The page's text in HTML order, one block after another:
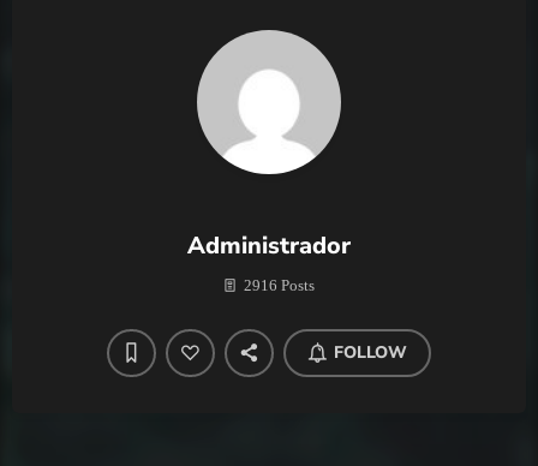
Administrador
2916 Posts
FOLLOW